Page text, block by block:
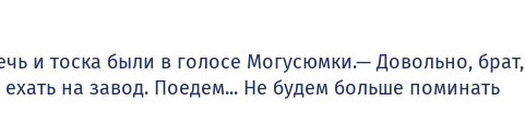
и тоска были в голосе Могусюмки.— Довольно, брат,
на за­вод. Поедем... Не будем больше поминать